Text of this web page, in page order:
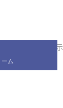
すべて表示
ム